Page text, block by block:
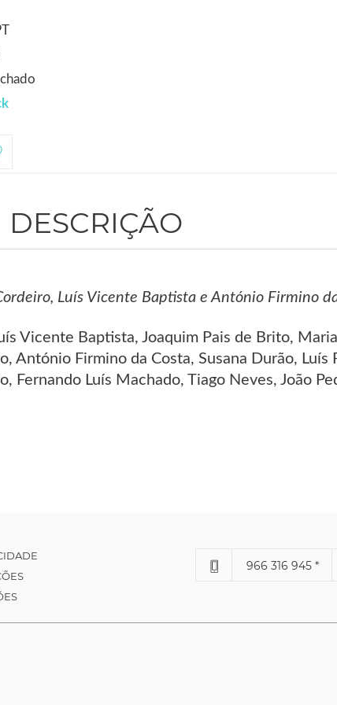
DESCRIÇÃO
Luís Vicente Baptista e António Firmino
Vicente Baptista, Joaquim Pais de Brito,
António Firmino da Costa, Susana Durão, Luís
Fernando Luís Machado, Tiago Neves, João
966 316 945 *